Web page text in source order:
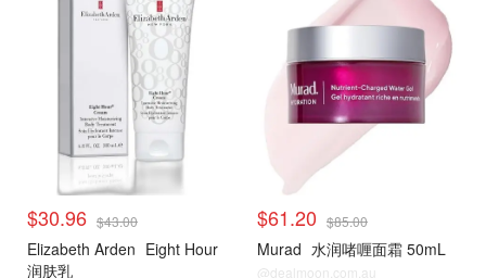
$30.96 $43.00
Elizabeth Arden Eight Hour
润肤乳
$61.20 $85.00
Murad 水润啫喱面霜 50mL
@dealmoon.com.au